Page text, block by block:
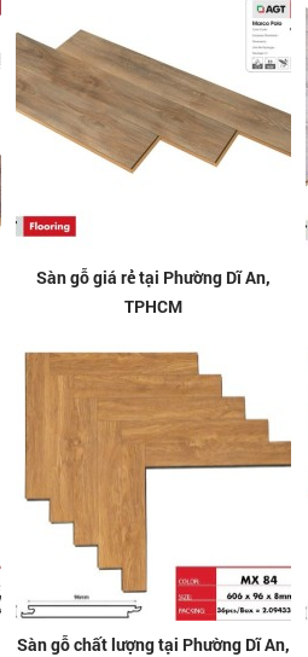
Sàn gỗ giá rẻ tại Phường Dĩ An,
TPHCM
Sàn gỗ chất lượng tại Phường Dĩ An,